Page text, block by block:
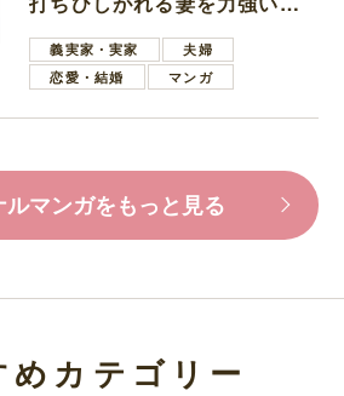
葉で励ます夫
義実家・実家
夫婦
恋愛・結婚
マンガ
ルマンガをもっと見る
めカテゴリー